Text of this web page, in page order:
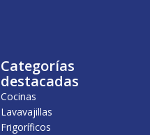
a
:
9
2
,
Categorías
destacadas
Cocinas
Lavavajillas
Frigoríficos